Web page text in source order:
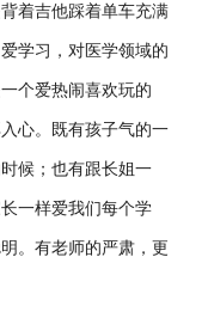
着吉他踩着单车充满
学习，对医学领域的
个爱热闹喜欢玩的
心。既有孩子气的一
候；也有跟长姐一
一样爱我们每个学
。有老师的严肃，更